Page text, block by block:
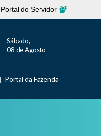
Portal do Servidor
Sábado,
08 de Agosto
Portal da Fazenda